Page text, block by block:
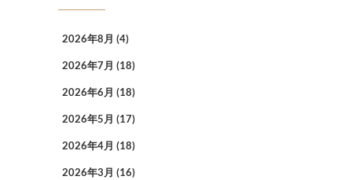
2026年8月 (4)
2026年7月 (18)
2026年6月 (18)
2026年5月 (17)
2026年4月 (18)
2026年3月 (16)